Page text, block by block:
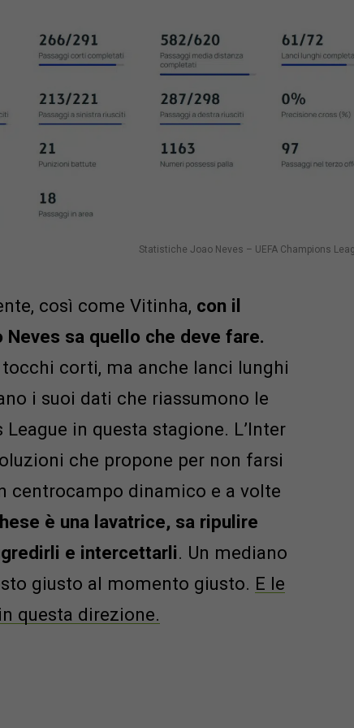
Statistiche Joao Neves – UEFA Champions
così come Vitinha, con il
sa quello che deve fare.
corti, ma anche lanci lunghi
i suoi dati che riassumono le
in questa stagione. L’Inter
che propone per non farsi
centrocampo dinamico e a volte
è una lavatrice, sa ripulire
e intercettarli. Un mediano
giusto al momento giusto. E le
questa direzione.